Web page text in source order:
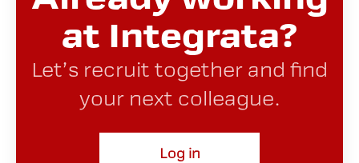
at Integrata?
Let’s recruit together and find
your next colleague.
Log in